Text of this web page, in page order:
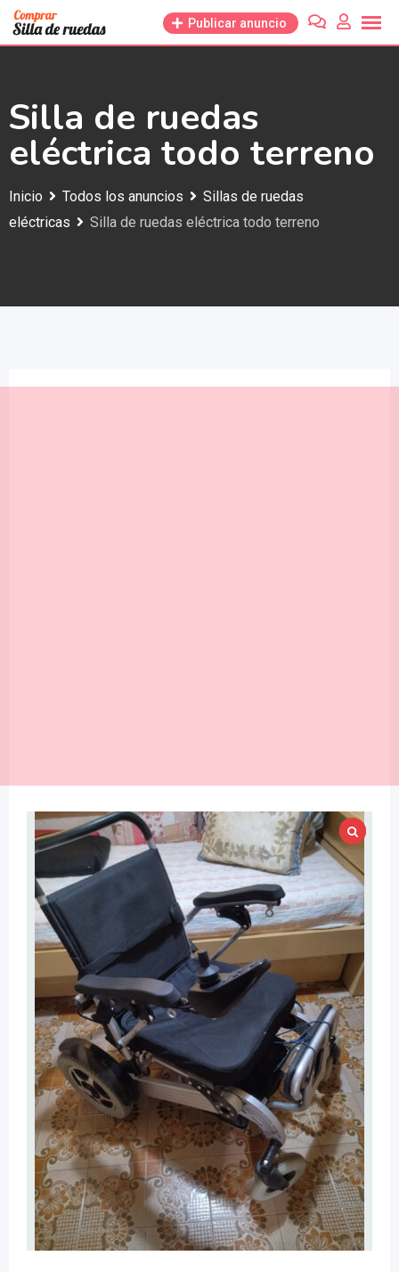
Saltar
Publicar anuncio
Silla de ruedas
eléctrica todo terreno
Inicio Todos los anuncios
Sillas de ruedas
eléctricas
Silla de ruedas eléctrica todo terreno